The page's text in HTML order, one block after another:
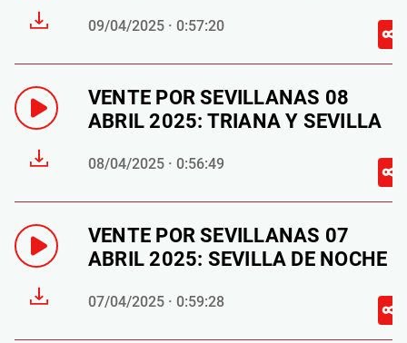
09/04/2025 · 0:57:20
VENTE POR SEVILLANAS 08
ABRIL 2025: TRIANA Y SEVILLA
08/04/2025 · 0:56:49
VENTE POR SEVILLANAS 07
ABRIL 2025: SEVILLA DE NOCHE
07/04/2025 · 0:59:28